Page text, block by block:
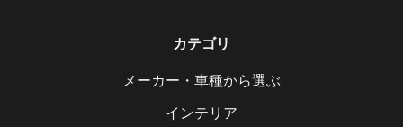
カテゴリ
メーカー・車種から選ぶ
インテリア